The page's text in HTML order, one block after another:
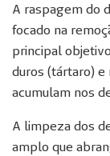
A raspagem do
focado na
principal
duros (tártaro) e
acumulam nos
A limpeza dos
amplo que